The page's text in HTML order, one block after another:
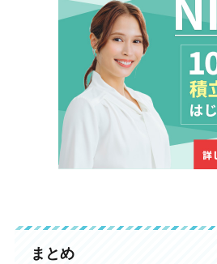
まとめ